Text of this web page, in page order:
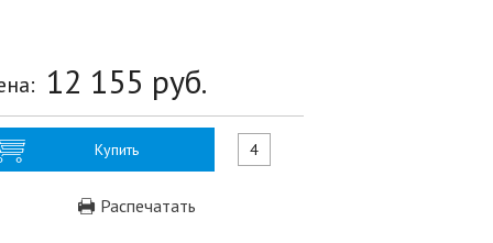
12 155 руб.
Купить
Распечатать